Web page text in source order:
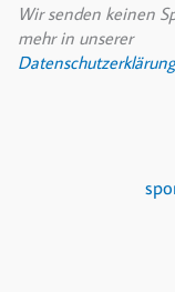
Wir senden keinen
mehr in unserer
Datenschutzerklärung